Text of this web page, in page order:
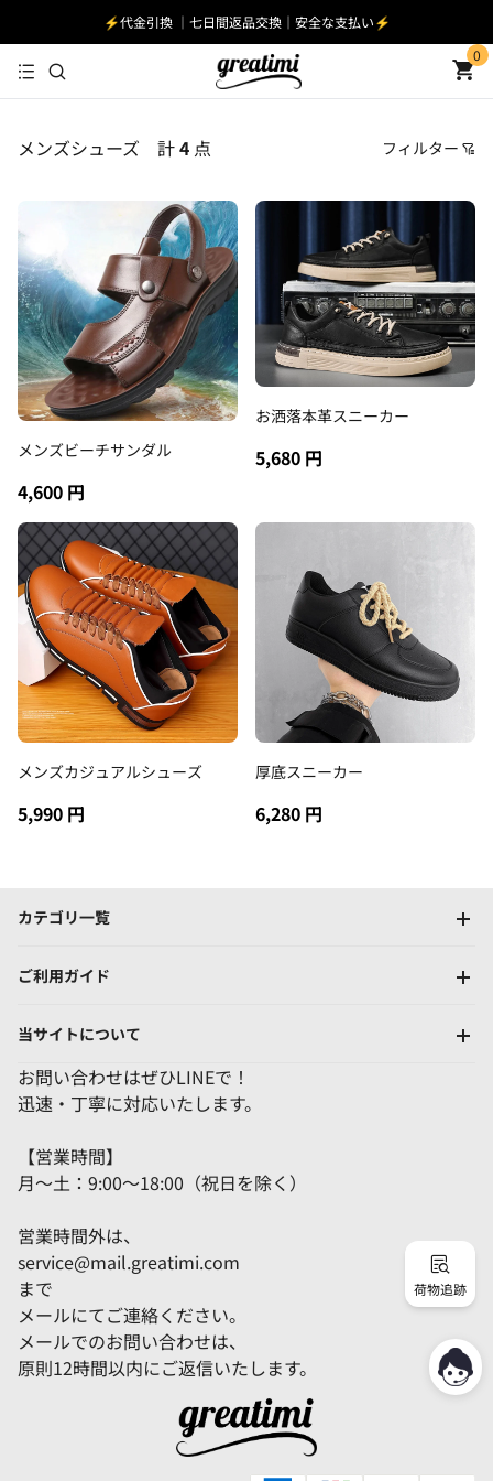
⚡️代金引換 ｜七日間返品交換｜安全な支払い⚡️
0
メンズシューズ 計4 点 フィルター
おすすめ順
安い順
高い順
新着順
古い順
メンズビーチサンダル
4,600 円
お洒落本革スニーカー
5,680 円
メンズカジュアルシューズ
5,990 円
厚底スニーカー
6,280 円
カテゴリ一覧
ご利用ガイド
当サイトについて
お問い合わせはぜひLINEで！
迅速・丁寧に対応いたします。
【営業時間】
月～土：9:00～18:00（祝日を除く）
営業時間外は、
service@mail.greatimi.com
まで
メールにてご連絡ください。
メールでのお問い合わせは、
原則12時間以内にご返信いたします。
荷物追跡